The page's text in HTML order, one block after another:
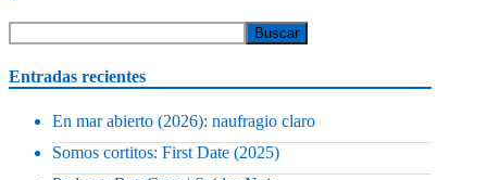
Entradas recientes
En mar abierto (2026): naufragio claro
Somos cortitos: First Date (2025)